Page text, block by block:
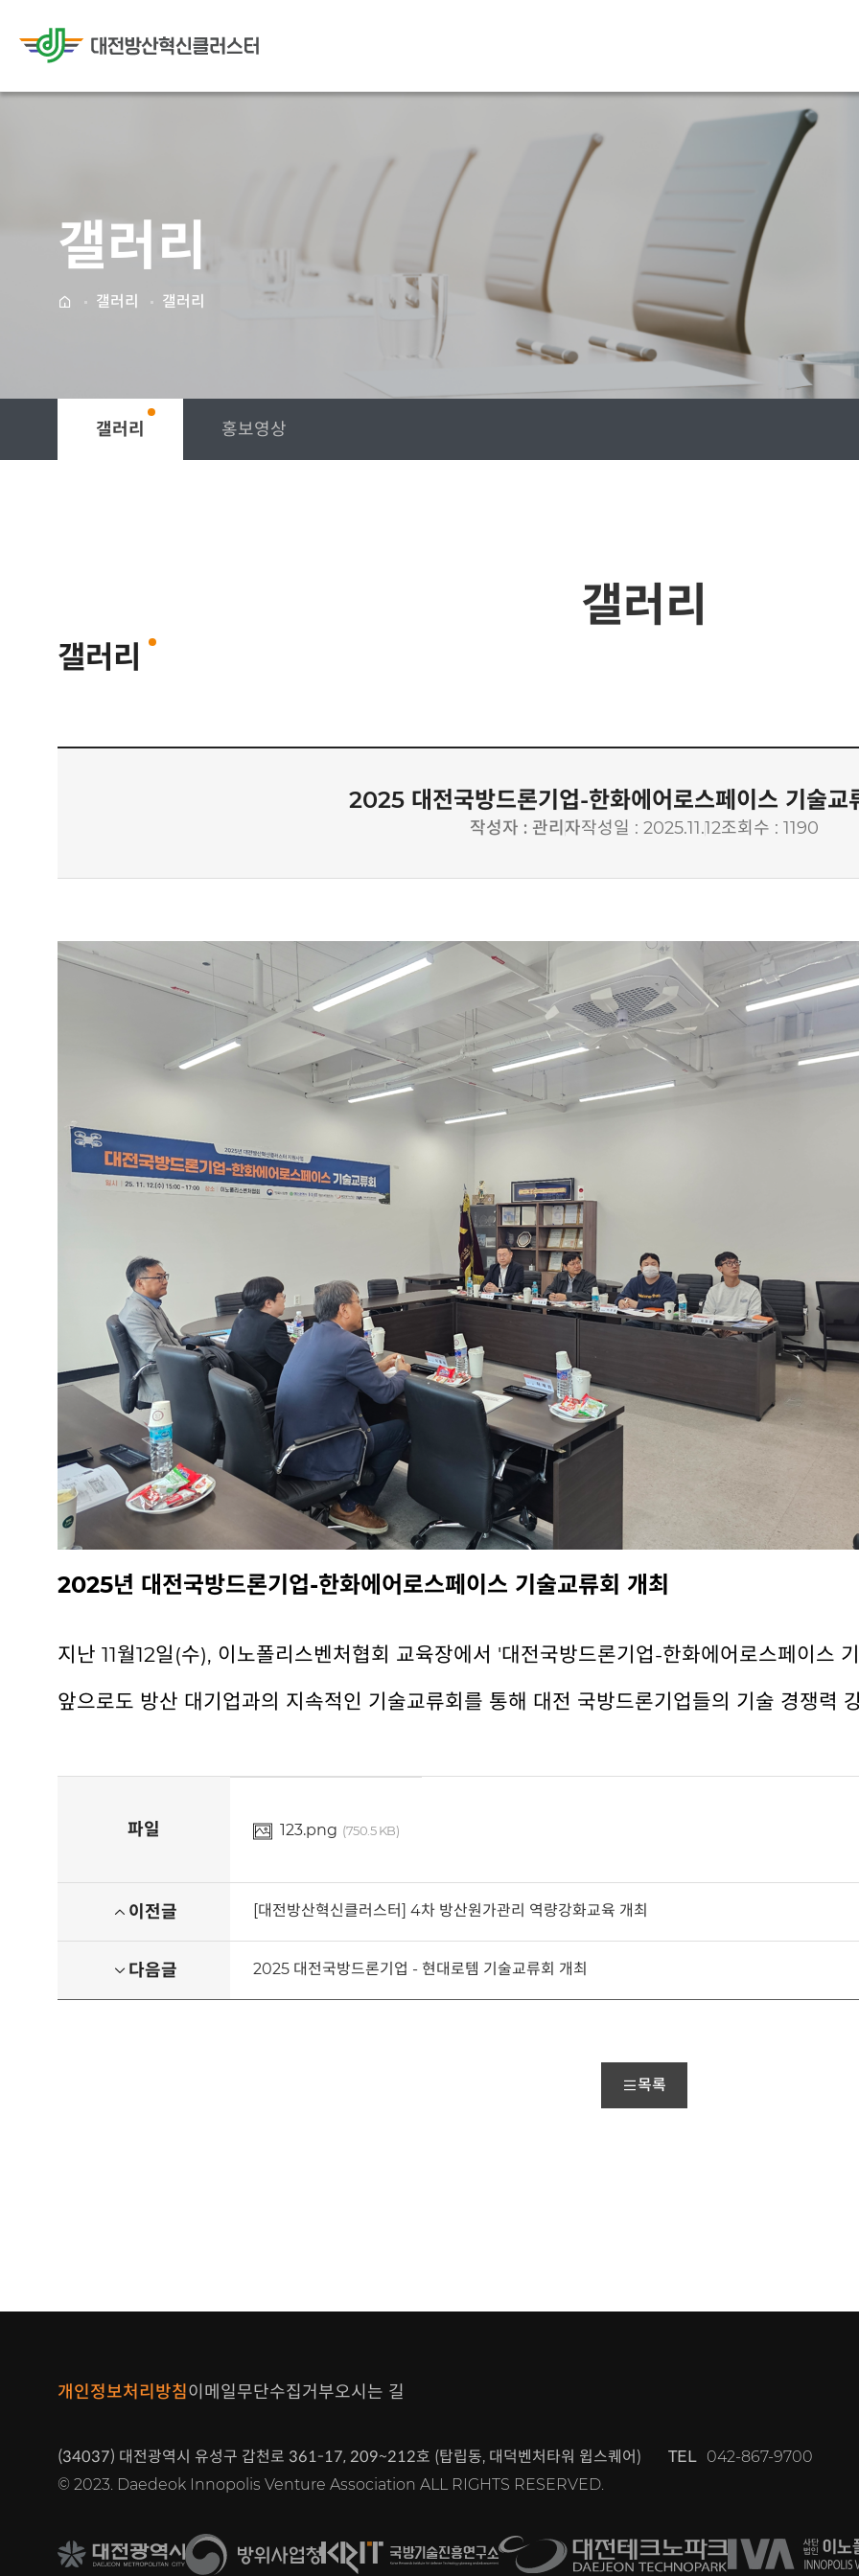
메인으로
이동
갤러리
메인으로
갤러리 갤러리
갤러리 홍보영상
갤러리
갤러리
2025 대전국방드론기업-한화에어로스페이스 기술교
작성자 : 관리자작성일 : 2025.11.12조회수 : 1190
2025년 대전국방드론기업-한화에어로스페이스 기술교류회 개최
지난 11월12일(수), 이노폴리스벤처협회 교육장에서 '대전국방드론기업-한화에어로스페이스
앞으로도 방산 대기업과의 지속적인 기술교류회를 통해 대전 국방드론기업들의 기술 경쟁력
파일 123.png (750.5 KB)
이전글 [대전방산혁신클러스터] 4차 방산원가관리 역량강화교육 개최
다음글 2025 대전국방드론기업 - 현대로템 기술교류회 개최
목록
개인정보처리방침이메일무단수집거부오시는 길
(34037) 대전광역시 유성구 갑천로 361-17, 209~212호 (탑립동, 대덕벤처타워 윕스퀘어) TEL 042-867-9700
© 2023. Daedeok Innopolis Venture Association ALL RIGHTS RESERVED.